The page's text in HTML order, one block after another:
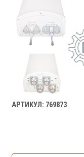
АРТИКУЛ: 769873